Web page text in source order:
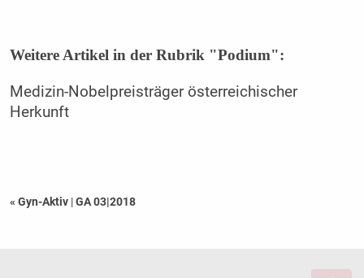
Weitere Artikel in der Rubrik "Podium":
Medizin-Nobelpreisträger österreichischer
Herkunft
« Gyn-Aktiv |GA 03|2018